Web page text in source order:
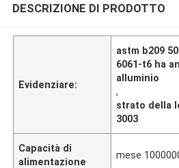
DESCRIZIONE DI PRODOTTO
Evidenziare:
astm b209
6061-t6 ha
alluminio
,
strato della
3003
Capacità di
alimentazione
mese